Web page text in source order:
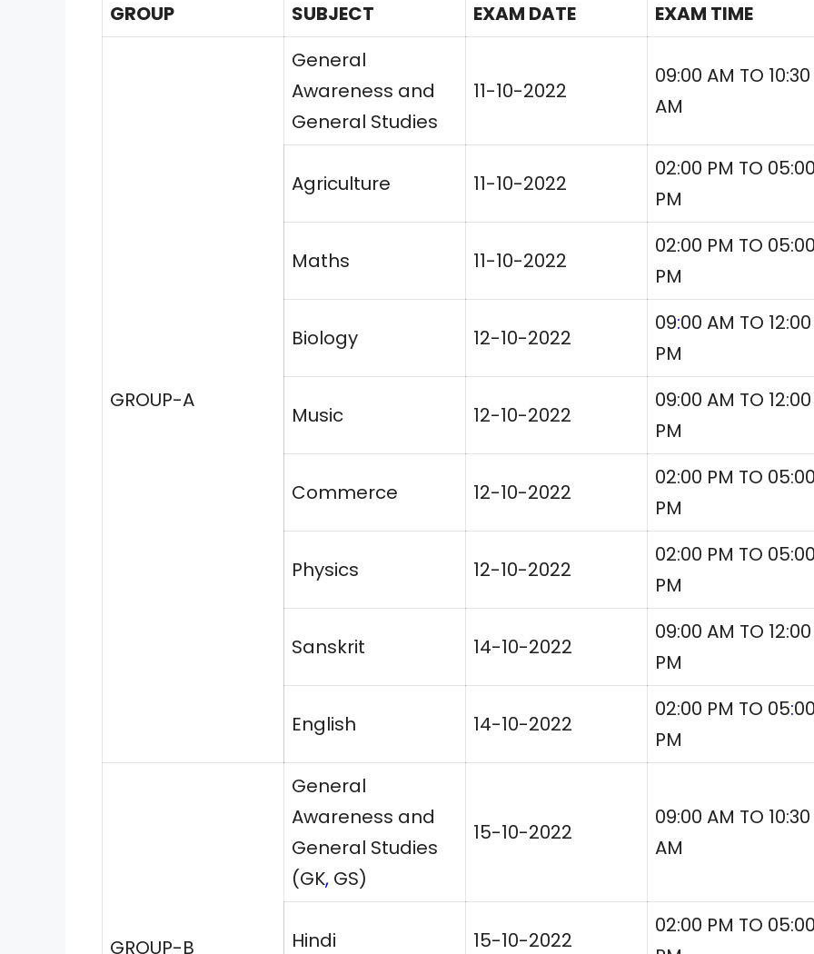
GROUP SUBJECT EXAM DATE EXAM TIME
GROUP-A
General
Awareness and
General Studies
11-10-2022
09:00 AM TO 10:30
AM
Agriculture 11-10-2022
02:00 PM TO
PM
Maths 11-10-2022
02:00 PM TO
PM
Biology 12-10-2022
09:00 AM TO 12:00
PM
Music 12-10-2022
09:00 AM TO 12:00
PM
Commerce 12-10-2022
02:00 PM TO
PM
Physics 12-10-2022
02:00 PM TO
PM
Sanskrit 14-10-2022
09:00 AM TO 12:00
PM
English 14-10-2022
02:00 PM TO 05:
PM
GROUP-B
General
Awareness and
General Studies
(GK, GS)
15-10-2022
09:00 AM TO 10:30
AM
Hindi 15-10-2022
02:00 PM TO